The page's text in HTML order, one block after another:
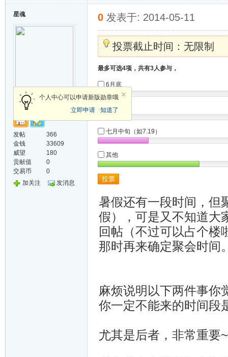
星魂
飞天无痕(管理员)个人中心可以申请新版勋章哦
立即申请
知道了
发帖
366
金钱
33609
威望
180
贡献值
0
交易币
0
加关注
发消息
0 发表于: 2014-05-11
投票截止时间：无限制
最多可选4项，共有3人参与，
6月底
七月初
七月中旬（如7.19）
其他
投票
暑假还有一段时间，但
假），可是又不知道大
回帖（不过可以占个楼
那时再来确定聚会时间
麻烦说明以下两件事你
你一定不能来的时间段
尤其是后者，非常重要